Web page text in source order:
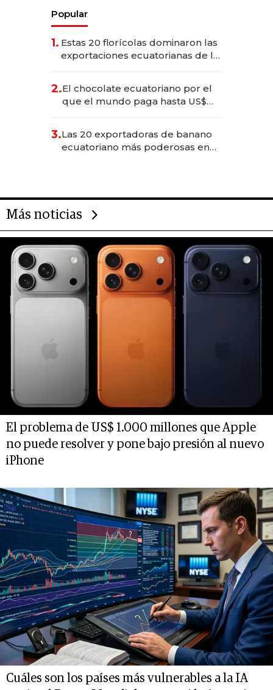
Popular
1. Estas 20 florícolas dominaron las
exportaciones ecuatorianas de la
2.El chocolate ecuatoriano por el
que el mundo paga hasta US$
3.Las 20 exportadoras de banano
ecuatoriano más poderosas en
Más noticias
El problema de US$ 1.000 millones que Apple
no puede resolver y pone bajo presión al nuevo
iPhone
Cuáles son los países más vulnerables a la IA